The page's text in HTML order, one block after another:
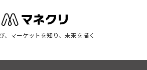
、マーケットを知り、未来を描く